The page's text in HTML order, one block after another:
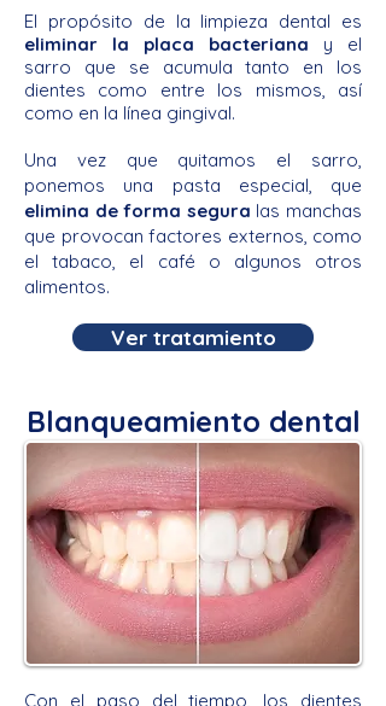
El propósito de la limpieza dental es
eliminar la placa bacteriana y el
sarro que se acumula tanto en los
dientes como entre los mismos, así
como en la línea gingival.
Una vez que quitamos el sarro,
ponemos una pasta especial, que
elimina de forma segura las manchas
que provocan factores externos, como
el tabaco, el café o algunos otros
alimentos.
Ver tratamiento
Blanqueamiento dental
Con el paso del tiempo, los dientes